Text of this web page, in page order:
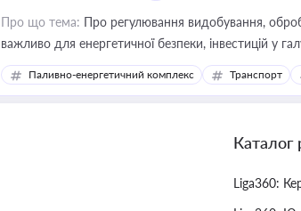
Про що тема: Про регулювання видобування,
важливо для енергетичної безпеки, інвестицій у
Паливно-енергетичний комплекс Транспорт
Каталог
Liga360: